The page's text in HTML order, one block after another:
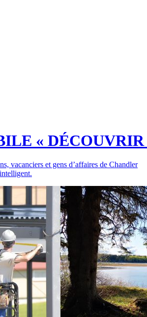
«
vacanciers et gens d’affaires de Chandler